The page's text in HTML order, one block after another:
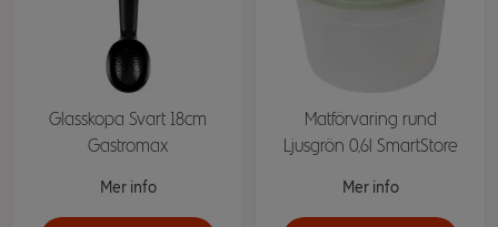
Glasskopa Svart 18cm
Gastromax
Mer info
Matförvaring rund
Ljusgrön 0,6l SmartStore
Mer info